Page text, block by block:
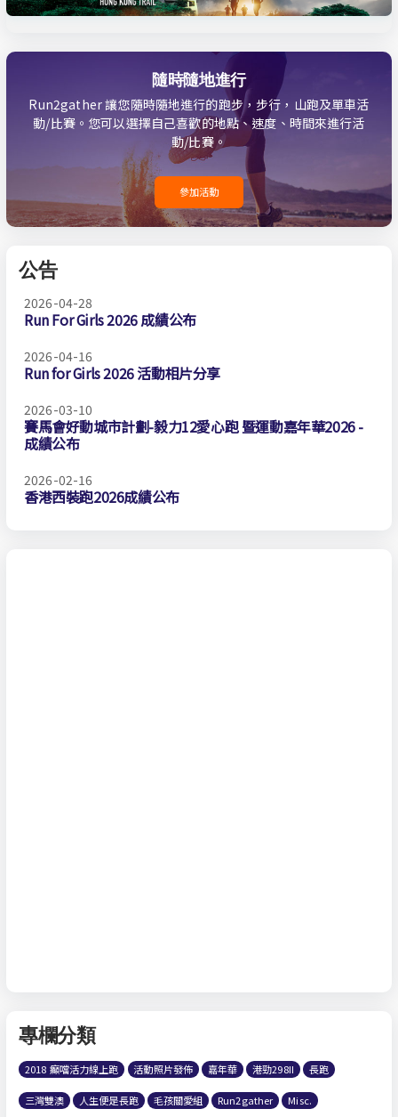
隨時隨地進行
Run2gather 讓您隨時隨地進行的跑步，步行，山跑及單車活
動/比賽。您可以選擇自己喜歡的地點、速度、時間來進行活
動/比賽。
參加活動
公告
2026-04-28
Run For Girls 2026 成績公布
2026-04-16
Run for Girls 2026 活動相片分享
2026-03-10
賽馬會好動城市計劃-毅力12愛心跑 暨運動嘉年華2026 -
成績公布
2026-02-16
香港西裝跑2026成績公布
專欄分類
2018 癲噹活力線上跑 活動照片發佈 嘉年華 港勁298II 長跑
三灣雙澳 人生便是長跑 毛孩關愛組 Run2gather Misc.